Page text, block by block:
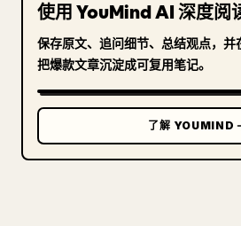
使用 YouMind AI 深度阅
保存原文、追问细节、总结观点，并
把爆款文章沉淀成可复用笔记。
了解 YOUMIND